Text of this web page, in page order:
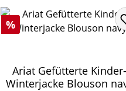
Rabatt
%
Ariat Gefütterte Kinder-
Winterjacke Blouson